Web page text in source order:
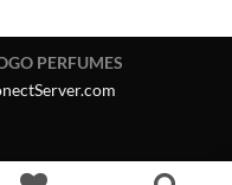
PERFUMES